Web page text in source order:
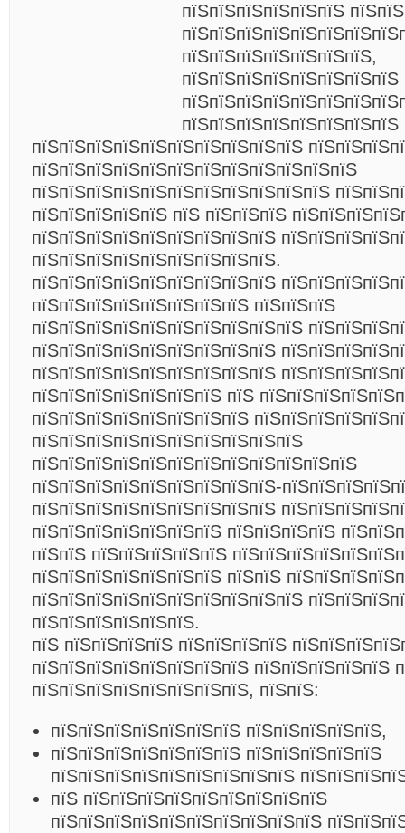
пїЅпїЅпїЅпїЅпїЅпїЅ
пїЅпїЅпїЅпїЅпїЅпїЅпїЅ,
пїЅпїЅпїЅпїЅпїЅпїЅпїЅпїЅ
пїЅпїЅпїЅпїЅпїЅпїЅпїЅпїЅ
пїЅпїЅпїЅпїЅпїЅпїЅпїЅпїЅпїЅпїЅ
пїЅпїЅпїЅпїЅпїЅпїЅпїЅпїЅпїЅпїЅпїЅпїЅ
пїЅпїЅпїЅпїЅпїЅпїЅпїЅпїЅпїЅпїЅпїЅ
пїЅпїЅпїЅпїЅпїЅ пїЅ пїЅпїЅпїЅ
пїЅпїЅпїЅпїЅпїЅпїЅпїЅпїЅпїЅ
пїЅпїЅпїЅпїЅпїЅпїЅпїЅпїЅпїЅ.
пїЅпїЅпїЅпїЅпїЅпїЅпїЅпїЅпїЅ
пїЅпїЅпїЅпїЅпїЅпїЅпїЅпїЅ пїЅпїЅпїЅ
пїЅпїЅпїЅпїЅпїЅпїЅпїЅпїЅпїЅпїЅ
пїЅпїЅпїЅпїЅпїЅпїЅпїЅпїЅпїЅ
пїЅпїЅпїЅпїЅпїЅпїЅпїЅпїЅпїЅ
пїЅпїЅпїЅпїЅпїЅпїЅпїЅ пїЅ
пїЅпїЅпїЅпїЅпїЅпїЅпїЅпїЅ
пїЅпїЅпїЅпїЅпїЅпїЅпїЅпїЅпїЅпїЅ
пїЅпїЅпїЅпїЅпїЅпїЅпїЅпїЅпїЅпїЅпїЅпїЅ
пїЅпїЅпїЅпїЅпїЅпїЅпїЅпїЅпїЅ-
пїЅпїЅпїЅпїЅпїЅпїЅпїЅпїЅпїЅ
пїЅпїЅпїЅпїЅпїЅпїЅпїЅ пїЅпїЅпїЅпїЅ
пїЅпїЅ пїЅпїЅпїЅпїЅпїЅ
пїЅпїЅпїЅпїЅпїЅпїЅпїЅ пїЅпїЅ
пїЅпїЅпїЅпїЅпїЅпїЅпїЅпїЅпїЅпїЅ
пїЅпїЅпїЅпїЅпїЅпїЅ.
пїЅ пїЅпїЅпїЅпїЅ пїЅпїЅпїЅпїЅ
пїЅпїЅпїЅпїЅпїЅпїЅпїЅпїЅ пїЅпїЅпїЅпїЅпїЅ
пїЅпїЅпїЅпїЅпїЅпїЅпїЅпїЅ, пїЅпїЅ:
пїЅпїЅпїЅпїЅпїЅпїЅпїЅ пїЅпїЅпїЅпїЅпїЅ,
пїЅпїЅпїЅпїЅпїЅпїЅпїЅ пїЅпїЅпїЅпїЅпїЅ
пїЅпїЅпїЅпїЅпїЅпїЅпїЅпїЅпїЅ
пїЅ пїЅпїЅпїЅпїЅпїЅпїЅпїЅпїЅпїЅ
пїЅпїЅпїЅпїЅпїЅпїЅпїЅпїЅпїЅпїЅ